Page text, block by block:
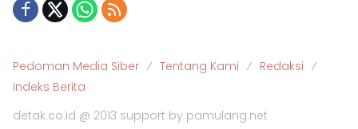
Pedoman Media Siber Tentang Kami
Redaksi
Indeks Berita
detak.co.id @ 2013 support by pamulang.net